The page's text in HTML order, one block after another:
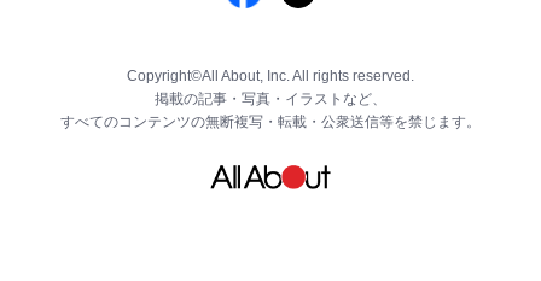
Copyright©All About, Inc. All rights reserved.
掲載の記事・写真・イラストなど、
すべてのコンテンツの無断複写・転載・公衆送信等を禁じます。